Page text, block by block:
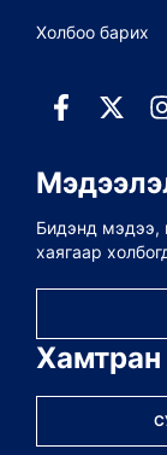
Холбоо барих
Бидэнд мэдээ,
хаягаар